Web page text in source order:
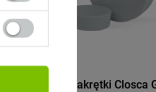
CLOSCA DESIGN
Dodatkowe zakrętki Closca